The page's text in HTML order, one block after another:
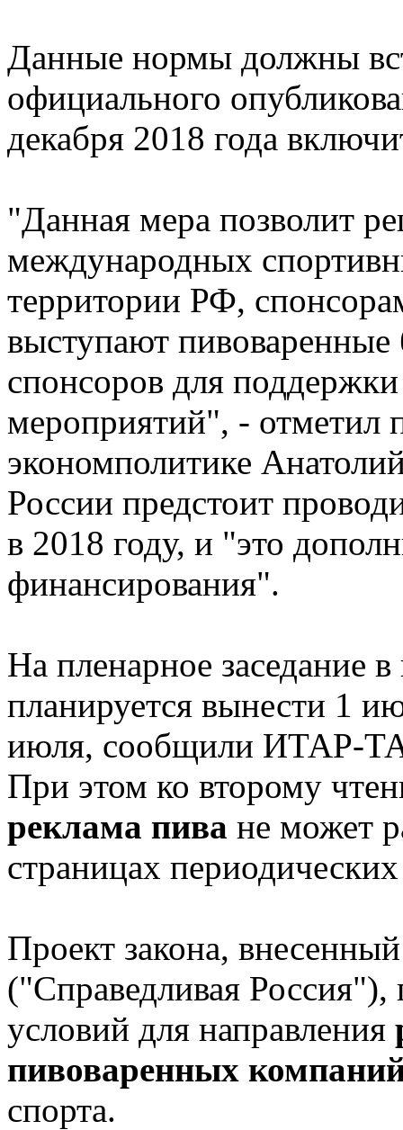
Данные нормы должны
официального
декабря 2018 года
"Данная мера позволит
международных
территории РФ,
выступают
спонсоров для
мероприятий", - отметил
экономполитике
России предстоит
в 2018 году, и "это
финансирования".
На пленарное заседание
планируется вынести 1
июля, сообщили ИТАР-
При этом ко второму
реклама пива не может
страницах
Проект закона,
("Справедливая Россия"),
условий для направления
пивоваренных
спорта.